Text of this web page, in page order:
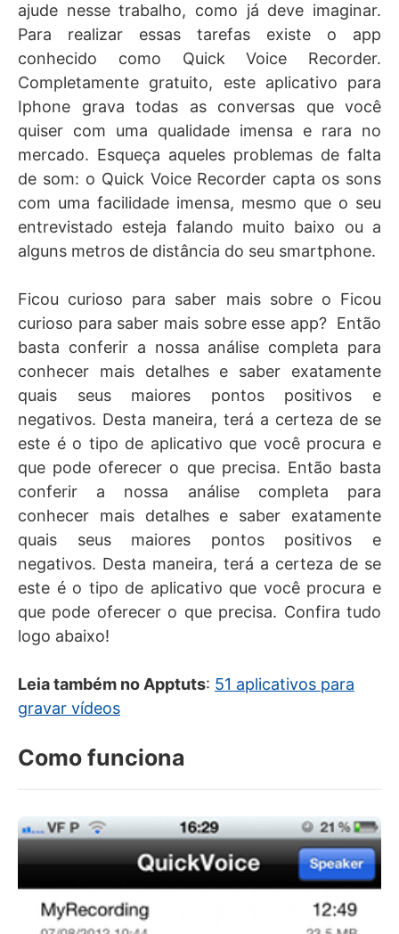
ajude nesse trabalho, como já deve imaginar.
Para realizar essas tarefas existe o app
conhecido como Quick Voice Recorder.
Completamente gratuito, este aplicativo para
Iphone grava todas as conversas que você
quiser com uma qualidade imensa e rara no
mercado. Esqueça aqueles problemas de falta
de som: o Quick Voice Recorder capta os sons
com uma facilidade imensa, mesmo que o seu
entrevistado esteja falando muito baixo ou a
alguns metros de distância do seu smartphone.
Ficou curioso para saber mais sobre o Ficou
curioso para saber mais sobre esse app? Então
basta conferir a nossa análise completa para
conhecer mais detalhes e saber exatamente
quais seus maiores pontos positivos e
negativos. Desta maneira, terá a certeza de se
este é o tipo de aplicativo que você procura e
que pode oferecer o que precisa. Então basta
conferir a nossa análise completa para
conhecer mais detalhes e saber exatamente
quais seus maiores pontos positivos e
negativos. Desta maneira, terá a certeza de se
este é o tipo de aplicativo que você procura e
que pode oferecer o que precisa. Confira tudo
logo abaixo!
Leia também no Apptuts: 51 aplicativos para
gravar vídeos
Como funciona